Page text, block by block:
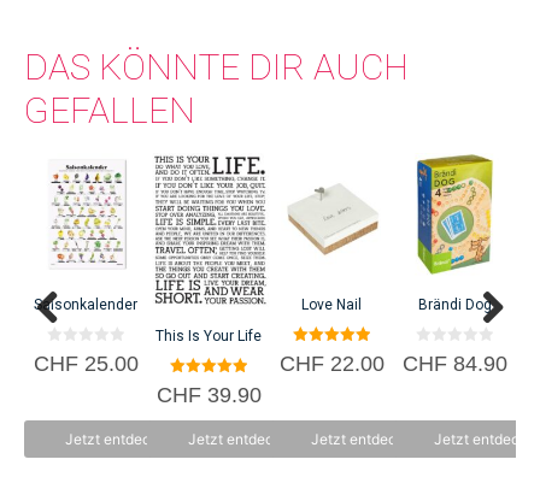
DAS KÖNNTE DIR AUCH
GEFALLEN
Saisonkalender
0
v
CHF25.00
Jetzt entdecken
This Is Your Life
5.00
von 5
CHF39.90
Jetzt entdecken
Love Nail
5.00
von 5
CHF22.00
Jetzt entdecken
Brändi Dog
0
v
CHF84.90
Jetzt